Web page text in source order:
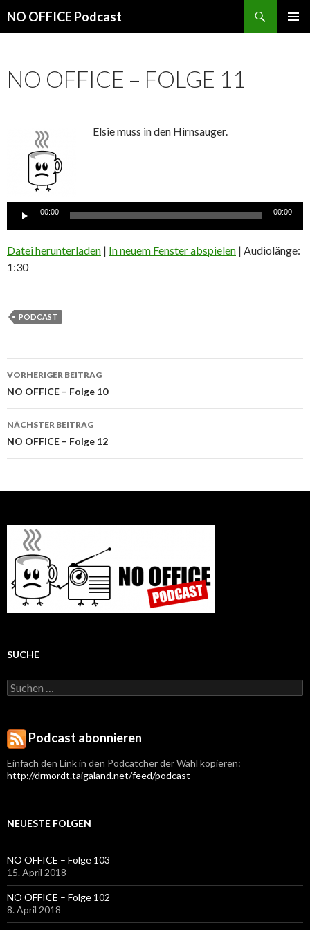
NO OFFICE Podcast
NO OFFICE – FOLGE 11
Elsie muss in den Hirnsauger.
00:00 00:00
Datei herunterladen | In neuem Fenster abspielen | Audiolänge:
1:30
PODCAST
Beitrags-
Navigation
VORHERIGER BEITRAG
NO OFFICE – Folge 10
NÄCHSTER BEITRAG
NO OFFICE – Folge 12
SUCHE
Suchen
nach:
Podcast abonnieren
Einfach den Link in den Podcatcher der Wahl kopieren:
http://drmordt.taigaland.net/feed/podcast
NEUESTE FOLGEN
NO OFFICE – Folge 103
15. April 2018
NO OFFICE – Folge 102
8. April 2018